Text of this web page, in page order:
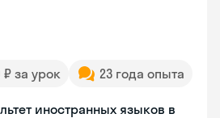
₽ за урок 23 года опыта
иностранных языков в